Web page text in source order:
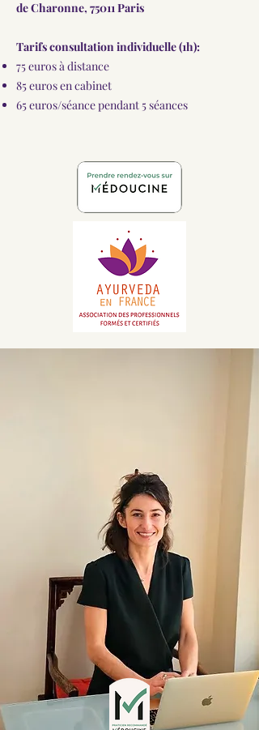
de Charonne, 75011 Paris
Tarifs consultation individuelle (1h):
75 euros à distance
85 euros en cabinet
65 euros/séance pendant 5 séances